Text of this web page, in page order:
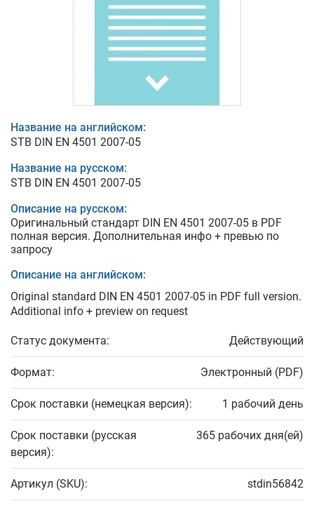
Название на английском:
STB DIN EN 4501 2007-05
Название на русском:
STB DIN EN 4501 2007-05
Описание на русском:
Оригинальный стандарт DIN EN 4501 2007-05 в PDF
полная версия. Дополнительная инфо + превью по
запросу
Описание на английском:
Original standard DIN EN 4501 2007-05 in PDF full version.
Additional info + preview on request
Статус документа: Действующий
Формат: Электронный (PDF)
Срок поставки (немецкая версия): 1 рабочий день
Срок поставки (русская
версия):
365 рабочих дня(ей)
Артикул (SKU): stdin56842